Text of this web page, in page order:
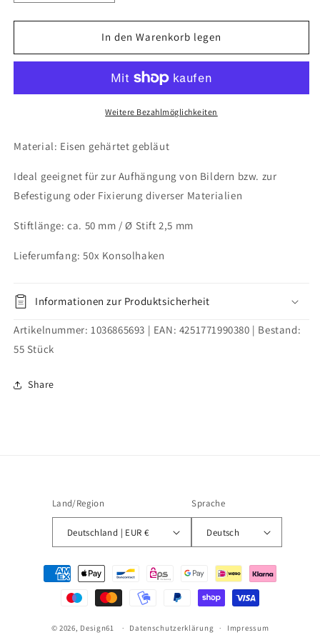
die
Menge
50x
Vierkantdraht
x
50
mm
aus
die
Menge
für
50x
Stahlhaken
Vierkantdraht
Ø
x
50
aus
In den Warenkorb legen
Weitere Bezahlmöglichkeiten
Material: Eisen gehärtet gebläut
Ideal geeignet für zur Aufhängung von Bildern bzw. zur
Befestigung oder Fixierung diverser Materialien
Stiftlänge: ca. 50 mm / Ø Stift 2,5 mm
Lieferumfang: 50x Konsolhaken
Informationen zur Produktsicherheit
Artikelnummer: 1036865693 | EAN: 4251771990380 | Bestand:
55 Stück
Share
Land/Region
Deutschland | EUR €
Sprache
Deutsch
Zahlungsmethoden
© 2026, Design61 Datenschutzerklärung Impressum